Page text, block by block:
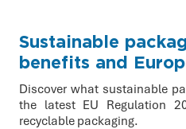
Sustainable
benefits and
Discover what sustainable
the latest EU Regulation
recyclable packaging.